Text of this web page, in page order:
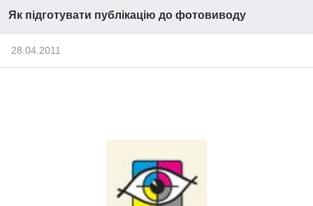
Як підготувати публікацію до фотовиводу
28.04.2011